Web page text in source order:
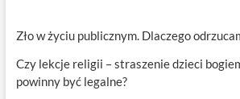
Zło w życiu publicznym. Dlaczego
Czy lekcje religii – straszenie dzieci
powinny być legalne?